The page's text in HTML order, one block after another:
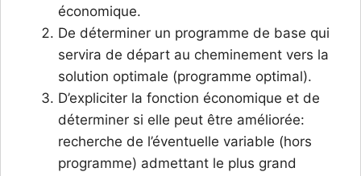
économique.
De déterminer un programme de base qui
servira de départ au cheminement vers la
solution optimale (programme optimal).
D’expliciter la fonction économique et de
déterminer si elle peut être améliorée:
recherche de l’éventuelle variable (hors
programme) admettant le plus grand